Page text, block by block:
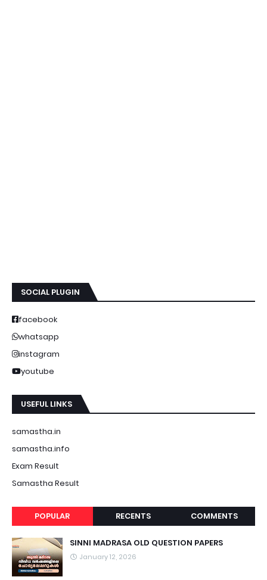
SOCIAL PLUGIN
facebook
whatsapp
instagram
youtube
USEFUL LINKS
samastha.in
samastha.info
Exam Result
Samastha Result
POPULAR RECENTS COMMENTS
SINNI MADRASA OLD QUESTION PAPERS
January 12, 2026